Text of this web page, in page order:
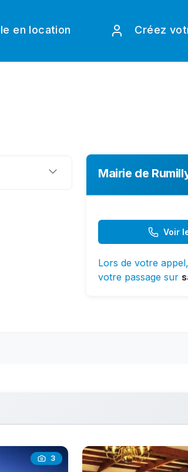
en location Créez
Mairie de
Voir
Lors de votre
votre passage sur
3